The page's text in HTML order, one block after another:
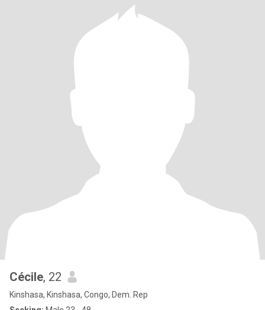
Cécile, 22
Kinshasa, Kinshasa, Congo, Dem. Rep